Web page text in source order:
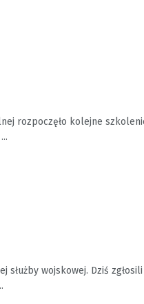
rozpoczęło kolejne
służby wojskowej. Dziś